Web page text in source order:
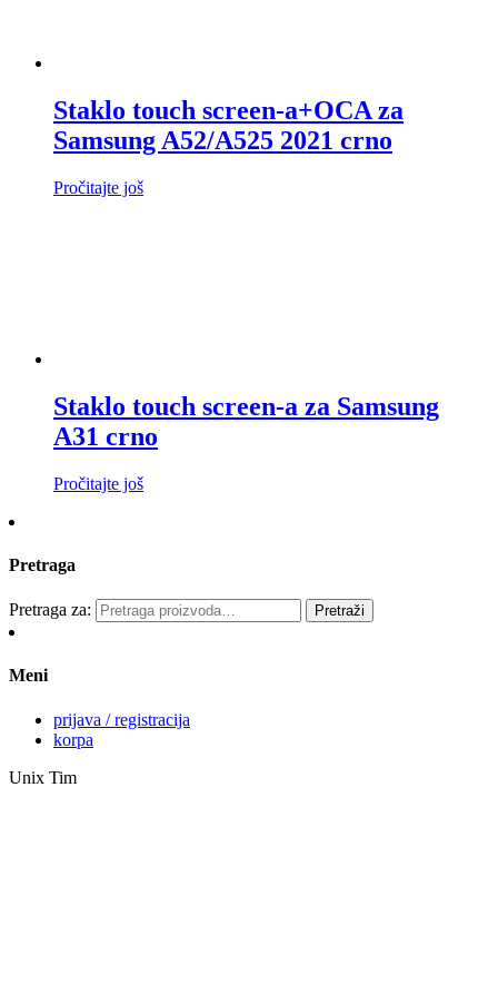
Staklo touch screen-a+OCA za
Samsung A52/A525 2021 crno
Pročitajte još
Staklo touch screen-a za Samsung
A31 crno
Pročitajte još
Pretraga
Pretraga za: Pretraži
Meni
prijava / registracija
korpa
Unix Tim